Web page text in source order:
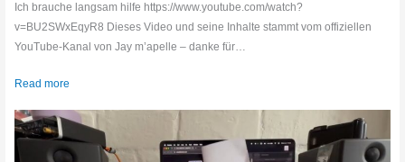
Ich brauche langsam hilfe https://www.youtube.com/watch?
v=BU2SWxEqyR8 Dieses Video und seine Inhalte stammt vom offiziellen
YouTube-Kanal von Jay m’apelle – danke für…
Read more